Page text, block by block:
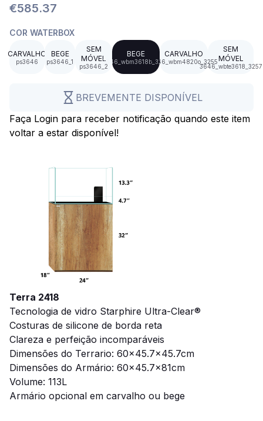
€585.37
COR WATERBOX
CARVALHO
ps3646
BEGE
ps3646_1
SEM
MÓVEL
ps3646_2
BEGE
3646_wbm3618b_3256
CARVALHO
3646_wbm4820o_3255
SEM
MÓVEL
3646_wbte3618_3257
BREVEMENTE DISPONÍVEL
Faça Login para receber notificação quando este item
voltar a estar disponível!
Terra 2418
Tecnologia de vidro Starphire Ultra-Clear®
Costuras de silicone de borda reta
Clareza e perfeição incomparáveis
Dimensões do Terrario: 60x45.7x45.7cm
Dimensões do Armário: 60x45.7x81cm
Volume: 113L
Armário opcional em carvalho ou bege